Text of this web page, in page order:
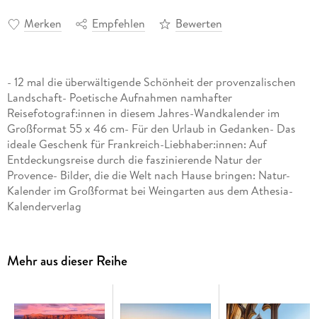
Merken Empfehlen Bewerten
- 12 mal die überwältigende Schönheit der provenzalischen
Landschaft- Poetische Aufnahmen namhafter
Reisefotograf:innen in diesem Jahres-Wandkalender im
Großformat 55 x 46 cm- Für den Urlaub in Gedanken- Das
ideale Geschenk für Frankreich-Liebhaber:innen: Auf
Entdeckungsreise durch die faszinierende Natur der
Provence- Bilder, die die Welt nach Hause bringen: Natur-
Kalender im Großformat bei Weingarten aus dem Athesia-
Kalenderverlag
Mehr aus dieser Reihe